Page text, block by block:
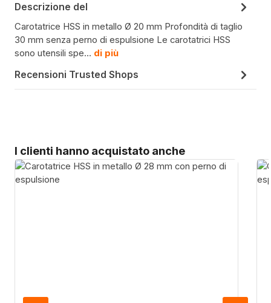
Descrizione del
Carotatrice HSS in metallo Ø 20 mm Profondità di taglio
30 mm senza perno di espulsione Le carotatrici HSS
sono utensili spe… di più
Recensioni Trusted Shops
Salta la galleria dei prodotti
I clienti hanno acquistato anche